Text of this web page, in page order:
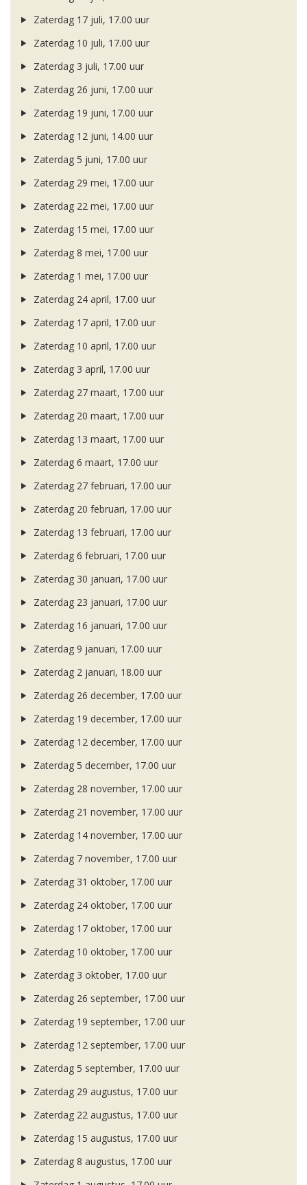
Zaterdag 17 juli, 17.00 uur
Zaterdag 10 juli, 17.00 uur
Zaterdag 3 juli, 17.00 uur
Zaterdag 26 juni, 17.00 uur
Zaterdag 19 juni, 17.00 uur
Zaterdag 12 juni, 14.00 uur
Zaterdag 5 juni, 17.00 uur
Zaterdag 29 mei, 17.00 uur
Zaterdag 22 mei, 17.00 uur
Zaterdag 15 mei, 17.00 uur
Zaterdag 8 mei, 17.00 uur
Zaterdag 1 mei, 17.00 uur
Zaterdag 24 april, 17.00 uur
Zaterdag 17 april, 17.00 uur
Zaterdag 10 april, 17.00 uur
Zaterdag 3 april, 17.00 uur
Zaterdag 27 maart, 17.00 uur
Zaterdag 20 maart, 17.00 uur
Zaterdag 13 maart, 17.00 uur
Zaterdag 6 maart, 17.00 uur
Zaterdag 27 februari, 17.00 uur
Zaterdag 20 februari, 17.00 uur
Zaterdag 13 februari, 17.00 uur
Zaterdag 6 februari, 17.00 uur
Zaterdag 30 januari, 17.00 uur
Zaterdag 23 januari, 17.00 uur
Zaterdag 16 januari, 17.00 uur
Zaterdag 9 januari, 17.00 uur
Zaterdag 2 januari, 18.00 uur
Zaterdag 26 december, 17.00 uur
Zaterdag 19 december, 17.00 uur
Zaterdag 12 december, 17.00 uur
Zaterdag 5 december, 17.00 uur
Zaterdag 28 november, 17.00 uur
Zaterdag 21 november, 17.00 uur
Zaterdag 14 november, 17.00 uur
Zaterdag 7 november, 17.00 uur
Zaterdag 31 oktober, 17.00 uur
Zaterdag 24 oktober, 17.00 uur
Zaterdag 17 oktober, 17.00 uur
Zaterdag 10 oktober, 17.00 uur
Zaterdag 3 oktober, 17.00 uur
Zaterdag 26 september, 17.00 uur
Zaterdag 19 september, 17.00 uur
Zaterdag 12 september, 17.00 uur
Zaterdag 5 september, 17.00 uur
Zaterdag 29 augustus, 17.00 uur
Zaterdag 22 augustus, 17.00 uur
Zaterdag 15 augustus, 17.00 uur
Zaterdag 8 augustus, 17.00 uur